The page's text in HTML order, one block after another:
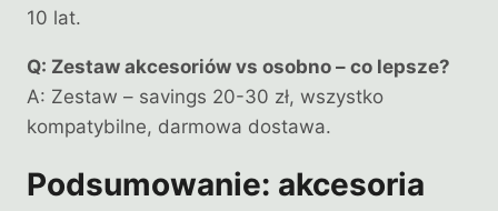
10 lat.
Q: Zestaw akcesoriów vs osobno – co lepsze?
A: Zestaw – savings 20-30 zł, wszystko
kompatybilne, darmowa dostawa.
Podsumowanie: akcesoria